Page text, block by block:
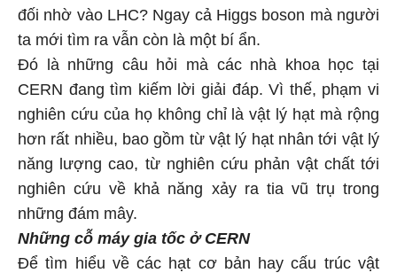
đối nhờ vào LHC? Ngay cả Higgs boson mà người
ta mới tìm ra vẫn còn là một bí ẩn.
Đó là những câu hỏi mà các nhà khoa học tại
CERN đang tìm kiếm lời giải đáp. Vì thế, phạm vi
nghiên cứu của họ không chỉ là vật lý hạt mà rộng
hơn rất nhiều, bao gồm từ vật lý hạt nhân tới vật lý
năng lượng cao, từ nghiên cứu phản vật chất tới
nghiên cứu về khả năng xảy ra tia vũ trụ trong
những đám mây.
Những cỗ máy gia tốc ở CERN
Để tìm hiểu về các hạt cơ bản hay cấu trúc vật